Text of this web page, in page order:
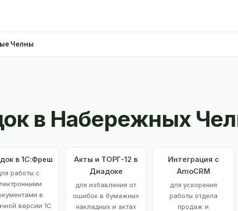
Челны
в Набережных
в 1С:Фреш
работы с
в
версии 1С
Акты и ТОРГ-12 в
Диадоке
для избавления от
ошибок в бумажных
накладных и актах
Интеграция с
AmoCRM
для ускорения
работы отдела
продаж и